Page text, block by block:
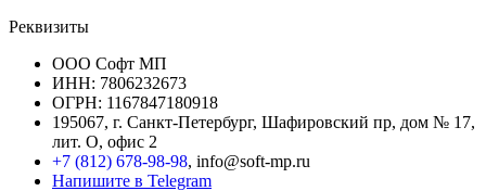
Реквизиты
ООО Софт МП
ИНН: 7806232673
ОГРН: 1167847180918
195067, г. Санкт-Петербург, Шафировский пр, дом № 17,
лит. О, офис 2
+7 (812) 678-98-98, info@soft-mp.ru
Напишите в Telegram